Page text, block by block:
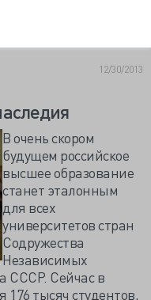
12/30/2013
В очень скором
будущем российское
высшее образование
станет эталонным
для всех
университетов стран
Содружества
Независимых
СССР. Сейчас в
176 тысяч студентов,